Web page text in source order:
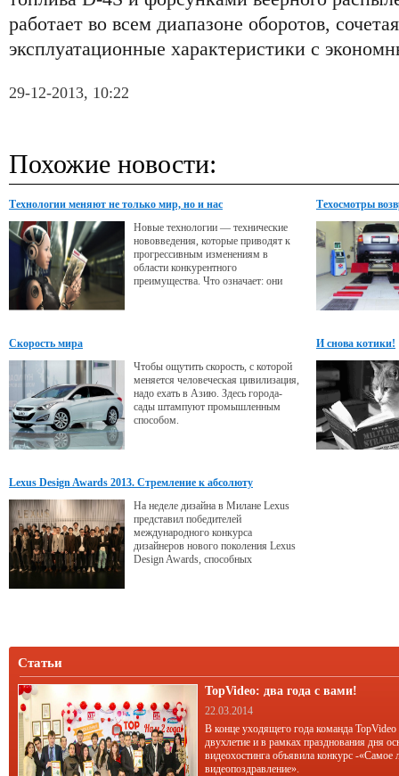
работает во всем диапазоне оборотов,
эксплуатационные характеристики с
29-12-2013, 10:22
Похожие новости:
Технологии меняют не только мир, но и нас
Новые технологии — технические
нововведения, которые приводят к
прогрессивным изменениям в
области конкурентного
преимущества. Что означает: они
Техосмотры
Скорость мира
Чтобы ощутить скорость, с которой
меняется человеческая цивилизация,
надо ехать в Азию. Здесь города-
сады штампуют промышленным
способом.
И снова котики!
Lexus Design Awards 2013. Стремление к абсолюту
На неделе дизайна в Милане Lexus
представил победителей
международного конкурса
дизайнеров нового поколения Lexus
Design Awards, способных
Статьи
TopVideo: два года с вами!
22.03.2014
В конце уходящего года команда TopVideo
двухлетие и в рамках празднования дня
видеохостинга объявила конкурс -«Самое
видеопоздравление».